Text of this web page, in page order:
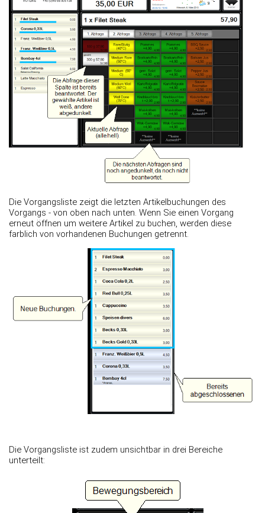
Die Vorgangsliste zeigt die letzten Artikelbuchungen des
Vorgangs - von oben nach unten. Wenn Sie einen Vorgang
erneut öffnen um weitere Artikel zu buchen, werden diese
farblich von vorhandenen Buchungen getrennt.
Die Vorgangsliste ist zudem unsichtbar in drei Bereiche
unterteilt: